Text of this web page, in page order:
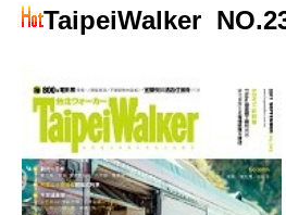
TaipeiWalker